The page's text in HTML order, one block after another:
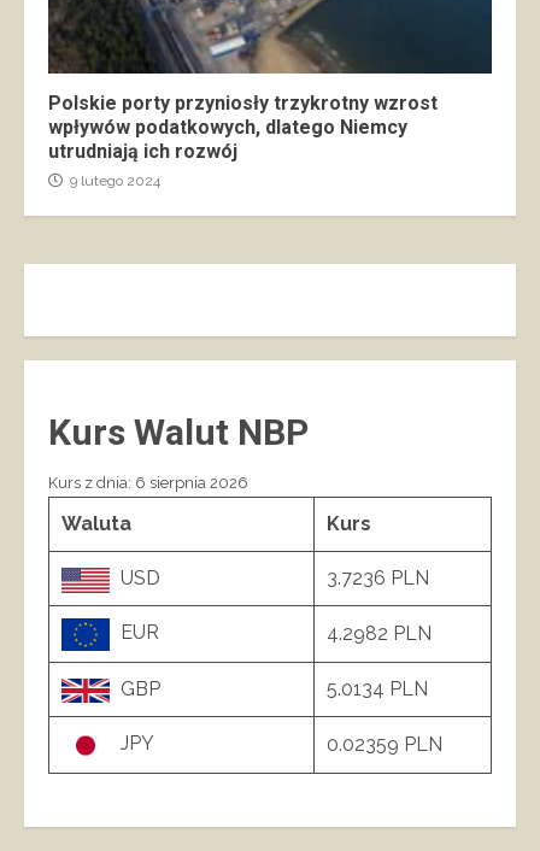
Polskie porty przyniosły trzykrotny wzrost
wpływów podatkowych, dlatego Niemcy
utrudniają ich rozwój
9 lutego 2024
Kurs Walut NBP
Kurs z dnia: 6 sierpnia 2026
Waluta Kurs
USD 3.7236 PLN
EUR 4.2982 PLN
GBP 5.0134 PLN
JPY 0.02359 PLN